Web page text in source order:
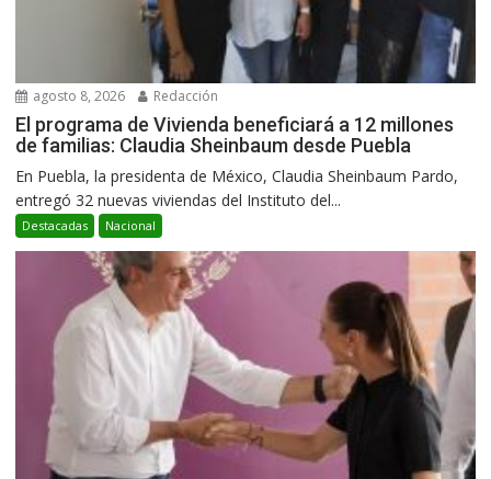
agosto 8, 2026 Redacción
El programa de Vivienda beneficiará a 12 millones
de familias: Claudia Sheinbaum desde Puebla
En Puebla, la presidenta de México, Claudia Sheinbaum Pardo,
entregó 32 nuevas viviendas del Instituto del...
Destacadas Nacional